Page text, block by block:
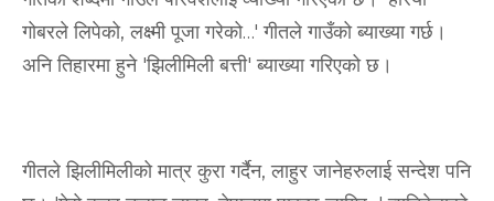
गोबरले लिपेको, लक्ष्मी पूजा गरेको…' गीतले गाउँको ब्याख्या गर्छ।
अनि तिहारमा हुने 'झिलीमिली बत्ती' ब्याख्या गरिएको छ।
गीतले झिलीमिलीको मात्र कुरा गर्दैन, लाहुर जानेहरुलाई सन्देश पनि